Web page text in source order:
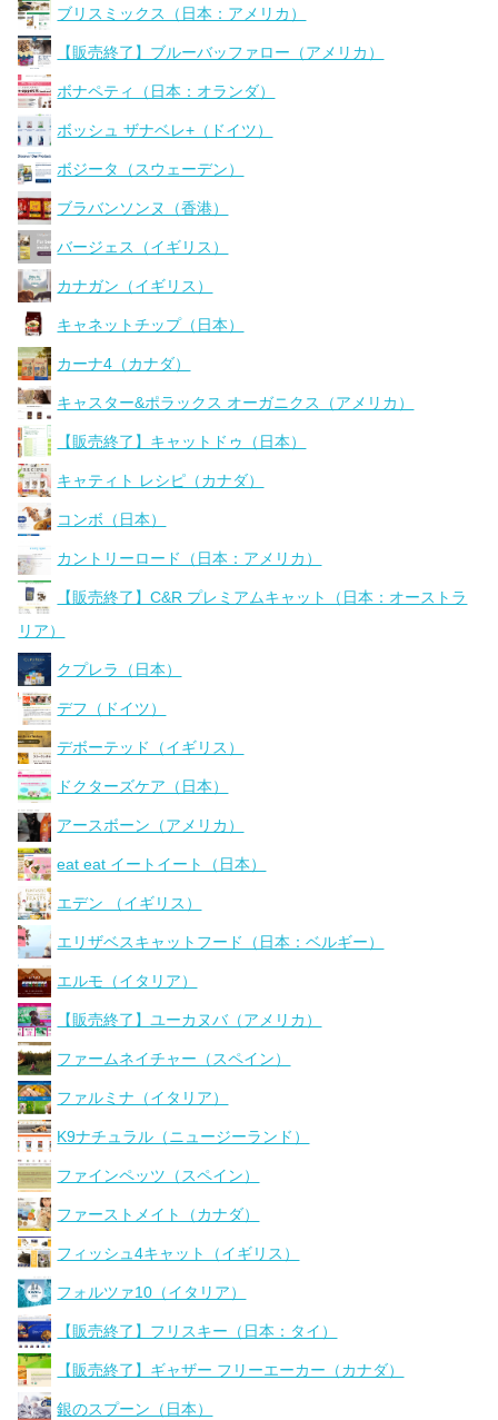
ブリスミックス（日本：アメリカ）
【販売終了】ブルーバッファロー（アメリカ）
ボナペティ（日本：オランダ）
ボッシュ ザナベレ+（ドイツ）
ボジータ（スウェーデン）
ブラバンソンヌ（香港）
バージェス（イギリス）
カナガン（イギリス）
キャネットチップ（日本）
カーナ4（カナダ）
キャスター&ポラックス オーガニクス（アメリカ）
【販売終了】キャットドゥ（日本）
キャティト レシピ（カナダ）
コンボ（日本）
カントリーロード（日本：アメリカ）
【販売終了】C&R プレミアムキャット（日本：オーストラ
リア）
クプレラ（日本）
デフ（ドイツ）
デボーテッド（イギリス）
ドクターズケア（日本）
アースボーン（アメリカ）
eat eat イートイート（日本）
エデン （イギリス）
エリザベスキャットフード（日本：ベルギー）
エルモ（イタリア）
【販売終了】ユーカヌバ（アメリカ）
ファームネイチャー（スペイン）
ファルミナ（イタリア）
K9ナチュラル（ニュージーランド）
ファインペッツ（スペイン）
ファーストメイト（カナダ）
フィッシュ4キャット（イギリス）
フォルツァ10（イタリア）
【販売終了】フリスキー（日本：タイ）
【販売終了】ギャザー フリーエーカー（カナダ）
銀のスプーン（日本）